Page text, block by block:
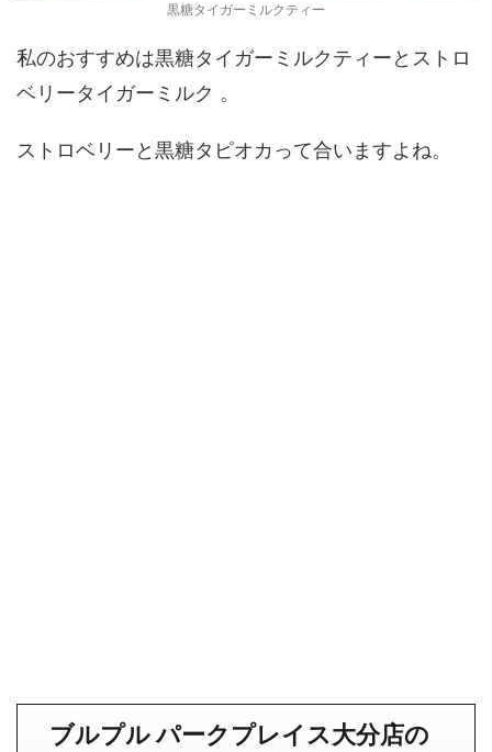
黒糖タイガーミルクティー
私のおすすめは黒糖タイガーミルクティーとストロ
ベリータイガーミルク 。
ストロベリーと黒糖タピオカって合いますよね。
ブルプル パークプレイス大分店の